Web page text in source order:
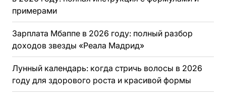
примерами
Зарплата Мбаппе в 2026 году: полный разбор
доходов звезды «Реала Мадрид»
Лунный календарь: когда стричь волосы в 2026
году для здорового роста и красивой формы